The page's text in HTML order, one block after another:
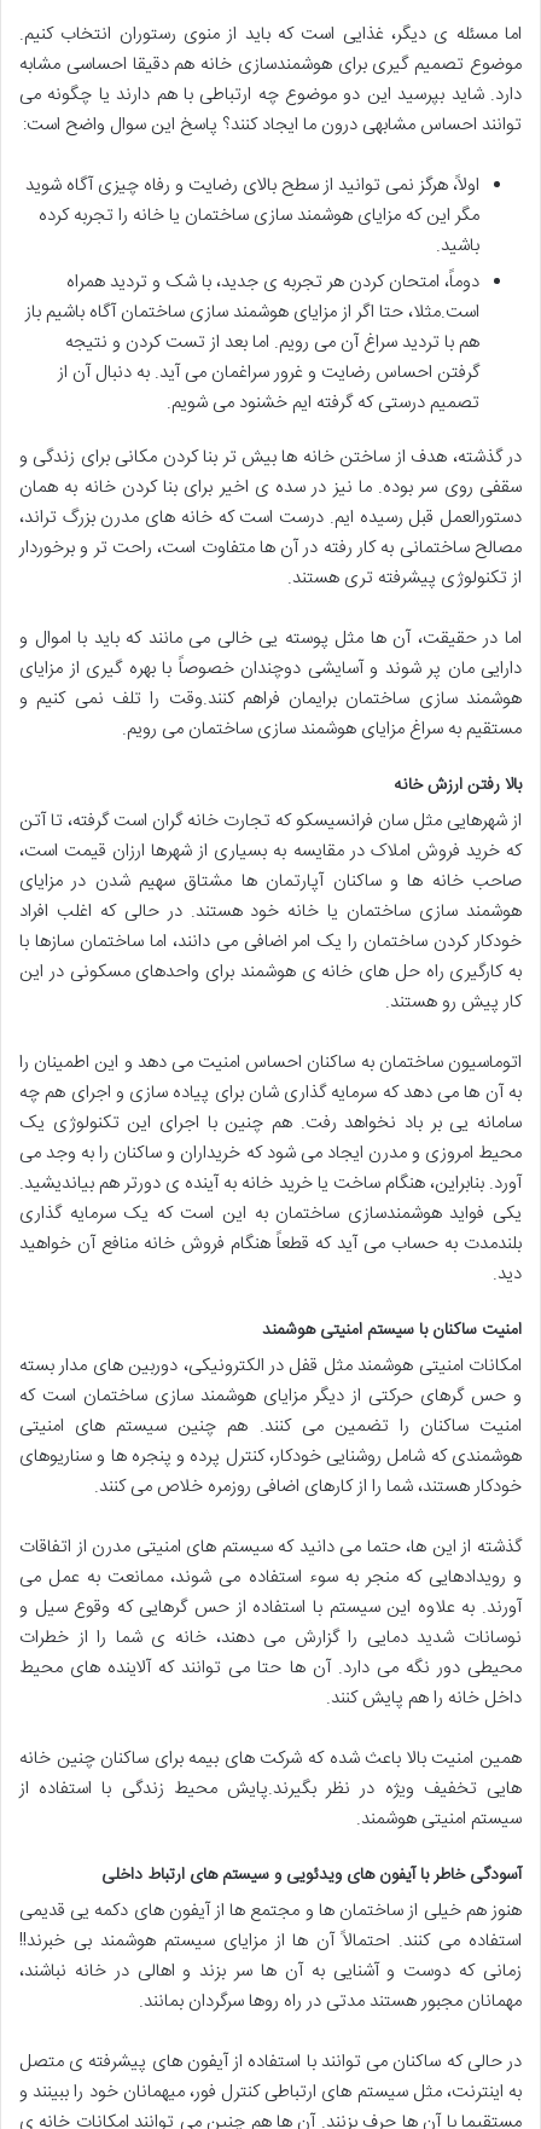
اما مسئله ی دیگر، غذایی است که باید از منوی رستوران انتخاب کنیم.
موضوع تصمیم گیری برای هوشمندسازی خانه هم دقیقا احساسی مشابه
دارد. شاید بپرسید این دو موضوع چه ارتباطی با هم دارند یا چگونه می
توانند احساس مشابهی درون ما ایجاد کنند؟ پاسخ این سوال واضح است:
اولاً، هرگز نمی توانید از سطح بالای رضایت و رفاه چیزی آگاه شوید
مگر این که مزایای هوشمند سازی ساختمان یا خانه را تجربه کرده
باشید.
دوماً، امتحان کردن هر تجربه ی جدید، با شک و تردید همراه
است.مثلا، حتا اگر از مزایای هوشمند سازی ساختمان آگاه باشیم باز
هم با تردید سراغ آن می رویم. اما بعد از تست کردن و نتیجه
گرفتن احساس رضایت و غرور سراغمان می آید. به دنبال آن از
تصمیم درستی که گرفته ایم خشنود می شویم.
در گذشته، هدف از ساختن خانه ها بیش تر بنا کردن مکانی برای زندگی و
سقفی روی سر بوده. ما نیز در سده ی اخیر برای بنا کردن خانه به همان
دستورالعمل قبل رسیده ایم. درست است که خانه های مدرن بزرگ تراند،
مصالح ساختمانی به کار رفته در آن ها متفاوت است، راحت تر و برخوردار
از تکنولوژی پیشرفته تری هستند.
اما در حقیقت، آن ها مثل پوسته يی خالی می مانند که باید با اموال و
دارایی مان پر شوند و آسایشی دوچندان خصوصاً با بهره گیری از مزایای
هوشمند سازی ساختمان برایمان فراهم کنند.وقت را تلف نمی کنیم و
مستقیم به سراغ مزایای هوشمند سازی ساختمان می رویم.
بالا رفتن ارزش خانه
از شهرهایی مثل سان فرانسیسکو که تجارت خانه گران است گرفته، تا آتن
که خرید فروش املاک در مقایسه به بسیاری از شهرها ارزان قیمت است،
صاحب خانه ها و ساکنان آپارتمان ها مشتاق سهیم شدن در مزایای
هوشمند سازی ساختمان یا خانه خود هستند. در حالی که اغلب افراد
خودکار کردن ساختمان را یک امر اضافی می دانند، اما ساختمان سازها با
به کارگیری راه حل های خانه ی هوشمند برای واحدهای مسکونی در این
کار پیش رو هستند.
اتوماسیون ساختمان به ساکنان احساس امنیت می دهد و این اطمینان را
به آن ها می دهد که سرمایه گذاری شان برای پیاده سازی و اجرای هم چه
سامانه یی بر باد نخواهد رفت. هم چنین با اجرای این تکنولوژی یک
محیط امروزی و مدرن ایجاد می شود که خریداران و ساکنان را به وجد می
آورد. بنابراین، هنگام ساخت یا خرید خانه به آینده ی دورتر هم بیاندیشید.
یکی فواید هوشمندسازی ساختمان به این است که یک سرمایه گذاری
بلندمدت به حساب می آید که قطعاً هنگام فروش خانه منافع آن خواهید
دید.
امنیت ساکنان با سیستم امنیتی هوشمند
امکانات امنیتی هوشمند مثل قفل در الکترونیکی، دوربین های مدار بسته
و حس گرهای حرکتی از دیگر مزایای هوشمند سازی ساختمان است که
امنیت ساکنان را تضمین می کنند. هم چنین سیستم های امنیتی
هوشمندی که شامل روشنایی خودکار، کنترل پرده و پنجره ها و سناریوهای
خودکار هستند، شما را از کارهای اضافی روزمره خلاص می کنند.
گذشته از این ها، حتما می دانید که سیستم های امنیتی مدرن از اتفاقات
و رویدادهایی که منجر به سوء استفاده می شوند، ممانعت به عمل می
آورند. به علاوه این سیستم با استفاده از حس گرهایی که وقوع سیل و
نوسانات شدید دمایی را گزارش می دهند، خانه ی شما را از خطرات
محیطی دور نگه می دارد. آن ها حتا می توانند که آلاینده های محیط
داخل خانه را هم پایش کنند.
همین امنیت بالا باعث شده که شرکت های بیمه برای ساکنان چنین خانه
هايی تخفیف ویژه در نظر بگیرند.پایش محیط زندگی با استفاده از
سیستم امنیتی هوشمند.
آسودگی خاطر با آیفون های ویدئویی و سیستم های ارتباط داخلی
هنوز هم خیلی از ساختمان ها و مجتمع ها از آیفون های دکمه يی قدیمی
استفاده می کنند. احتمالاً آن ها از مزایای سیستم هوشمند بی خبرند!!
زمانی که دوست و آشنایی به آن ها سر بزند و اهالی در خانه نباشند،
مهمانان مجبور هستند مدتی در راه روها سرگردان بمانند.
در حالی که ساکنان می توانند با استفاده از آیفون های پیشرفته ی متصل
به اینترنت، مثل سیستم های ارتباطی کنترل فور، میهمانان خود را ببینند و
مستقیما با آن ها حرف بزنند. آن ها هم چنین می توانند امکانات خانه ی